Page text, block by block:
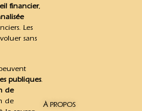
financier,
Les
sans
publiques.
de
de
À PROPOS